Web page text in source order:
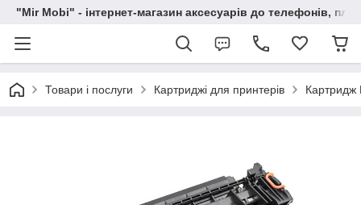
"Mir Mobi" - інтернет-магазин аксесуарів до телефонів,
Товари і послуги Картриджі для принтерів Картридж